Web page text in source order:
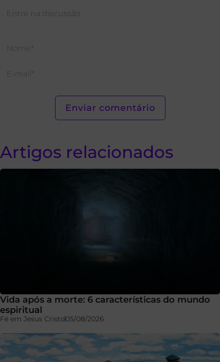
Artigos relacionados
Vida após a morte: 6 características do mundo
espiritual
Fé em Jesus Cristo05/08/2026